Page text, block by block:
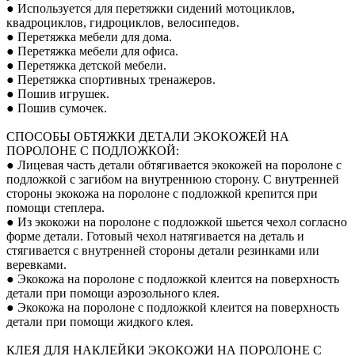
● Используется для перетяжки сидений мотоциклов,
квадроциклов, гидроциклов, велосипедов.
● Перетяжка мебели для дома.
● Перетяжка мебели для офиса.
● Перетяжка детской мебели.
● Перетяжка спортивных тренажеров.
● Пошив игрушек.
● Пошив сумочек.
СПОСОБЫ ОБТЯЖКИ ДЕТАЛИ ЭКОКОЖЕЙ НА
ПОРОЛОНЕ С ПОДЛОЖКОЙ:
● Лицевая часть детали обтягивается экокожей на поролоне с
подложкой с загибом на внутреннюю сторону. С внутренней
стороны экокожа на поролоне с подложкой крепится при
помощи степлера.
● Из экокожи на поролоне с подложкой шьется чехол согласно
форме детали. Готовый чехол натягивается на деталь и
стягивается с внутренней стороны детали резинками или
веревками.
● Экокожа на поролоне с подложкой клеится на поверхность
детали при помощи аэрозольного клея.
● Экокожа на поролоне с подложкой клеится на поверхность
детали при помощи жидкого клея.
КЛЕЯ ДЛЯ НАКЛЕЙКИ ЭКОКОЖИ НА ПОРОЛОНЕ С